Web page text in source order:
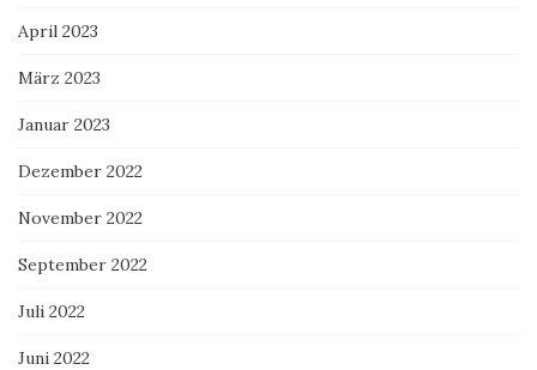
April 2023
März 2023
Januar 2023
Dezember 2022
November 2022
September 2022
Juli 2022
Juni 2022